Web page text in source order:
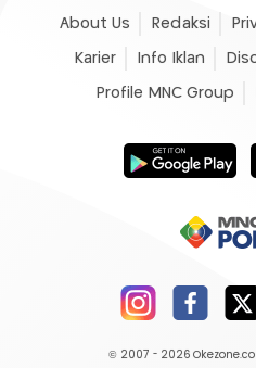
About Us Redaksi
Karier Info Iklan
Profile MNC Group
© 2007 - 2026